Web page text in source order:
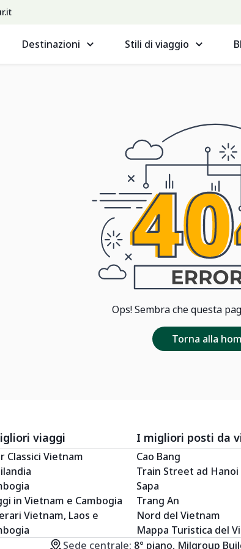
Destinazioni Stili di viaggio
Ops! Sembra che questa
Torna alla
viaggi
Classici Vietnam
in Vietnam e Cambogia
Vietnam, Laos e
I migliori posti da
Cao Bang
Train Street ad Hanoi
Sapa
Trang An
Nord del Vietnam
Mappa Turistica del
Sede centrale: 8° piano, Milgroup